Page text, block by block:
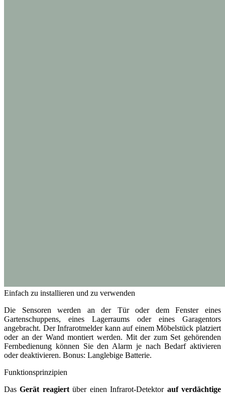
Einfach zu installieren und zu verwenden
Die Sensoren werden an der Tür oder dem Fenster eines
Gartenschuppens, eines Lagerraums oder eines Garagentors
angebracht. Der Infrarotmelder kann auf einem Möbelstück platziert
oder an der Wand montiert werden. Mit der zum Set gehörenden
Fernbedienung können Sie den Alarm je nach Bedarf aktivieren
oder deaktivieren. Bonus: Langlebige Batterie.
Funktionsprinzipien
DasGerät reagiertüber einen Infrarot-Detektor auf verdächtige